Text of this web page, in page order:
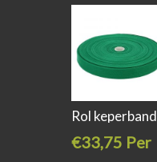
Rol keperband
€33,75 Per